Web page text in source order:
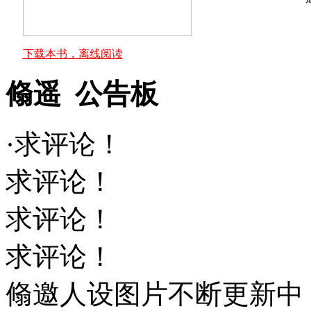
下载本书，离线阅读
翛遥 公告板
·求评论！
求评论！
求评论！
求评论！
翛邀人设图片不断更新